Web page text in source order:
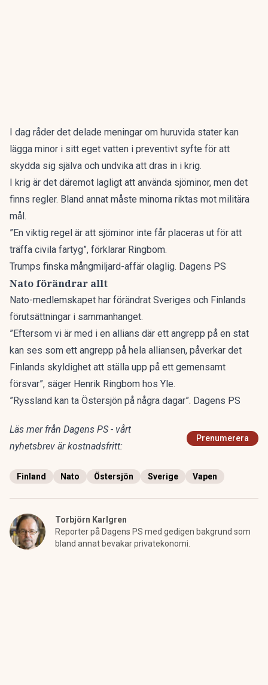
I dag råder det delade meningar om huruvida stater kan
lägga minor i sitt eget vatten i preventivt syfte för att
skydda sig själva och undvika att dras in i krig.
I krig är det däremot lagligt att använda sjöminor, men det
finns regler. Bland annat måste minorna riktas mot militära
mål.
”En viktig regel är att sjöminor inte får placeras ut för att
träffa civila fartyg”, förklarar Ringbom.
Trumps finska mångmiljard-affär olaglig. Dagens PS
Nato förändrar allt
Nato-medlemskapet har förändrat Sveriges och Finlands
förutsättningar i sammanhanget.
”Eftersom vi är med i en allians där ett angrepp på en stat
kan ses som ett angrepp på hela alliansen, påverkar det
Finlands skyldighet att ställa upp på ett gemensamt
försvar”, säger Henrik Ringbom hos Yle.
”Ryssland kan ta Östersjön på några dagar”. Dagens PS
Läs mer från Dagens PS - vårt
nyhetsbrev är kostnadsfritt:
Prenumerera
Finland Nato Östersjön Sverige Vapen
Torbjörn Karlgren
Reporter på Dagens PS med gedigen bakgrund som
bland annat bevakar privatekonomi.